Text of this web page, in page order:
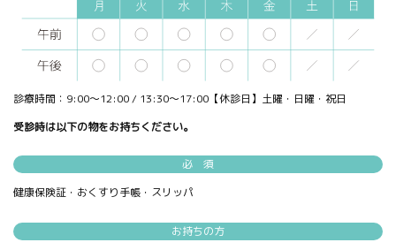
診療時間：9:00～12:00 / 13:30～17:00【休診日】土曜・日曜・祝日
受診時は以下の物をお持ちください。
必 須
健康保険証・おくすり手帳・スリッパ
お持ちの方